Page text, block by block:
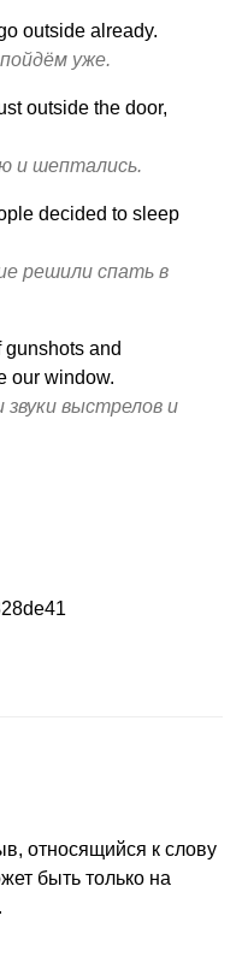
outside already.
уже.
outside the door,
и шептались.
decided to sleep
решили спать в
gunshots and
our window.
выстрелов и
относящийся к слову
быть только на